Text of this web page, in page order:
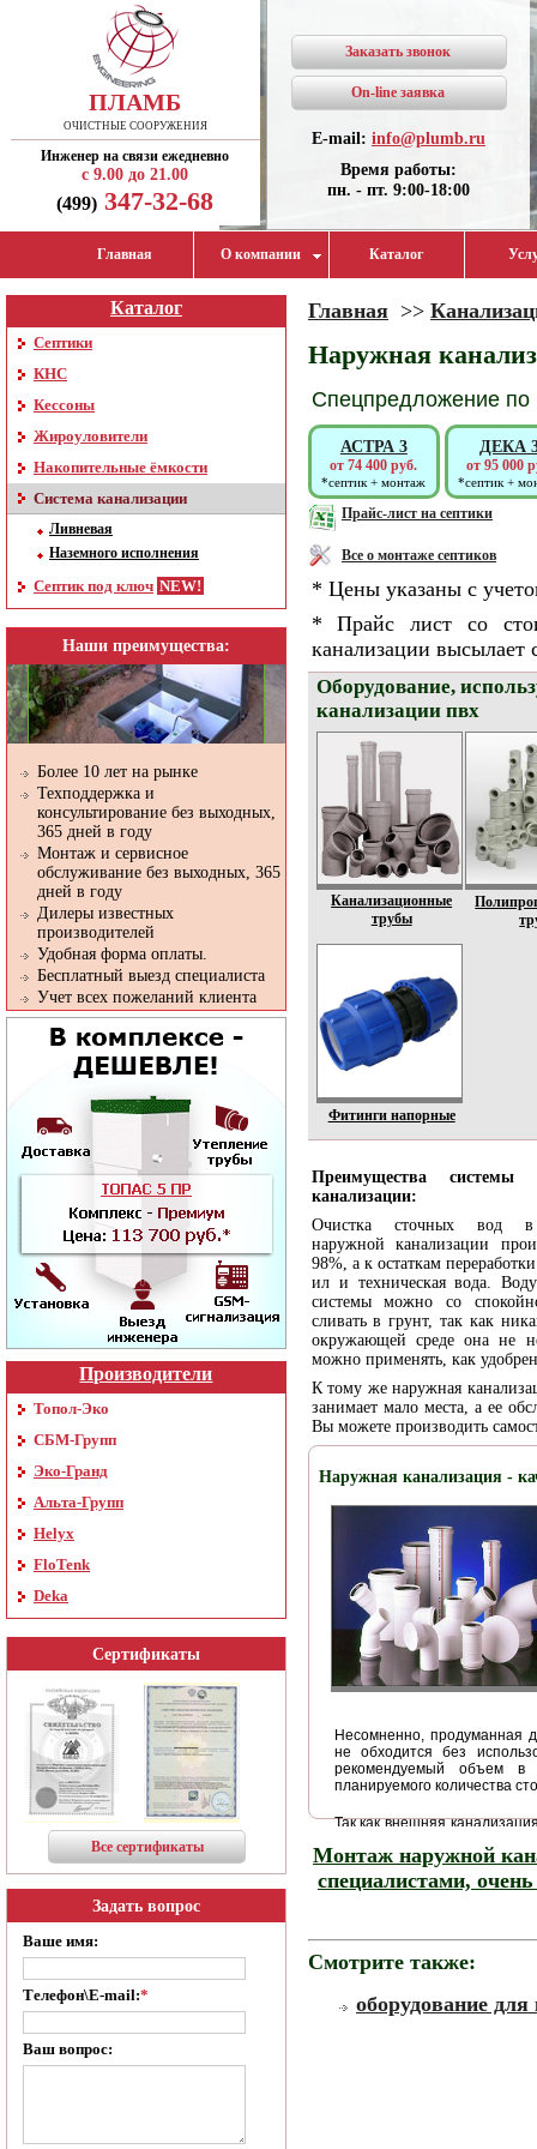
ПЛАМБ
ОЧИСТНЫЕ СООРУЖЕНИЯ
Инженер на связи ежедневно
с 9.00 до 21.00
(499) 347-32-68
Заказать звонок
On-line заявка
E-mail: info@plumb.ru
Время работы:
пн. - пт. 9:00-18:00
Главная О компании Каталог
Каталог
Септики
КНС
Кессоны
Жироуловители
Накопительные ёмкости
Система канализации
Ливневая
Наземного исполнения
Септик под ключ
Наши преимущества:
Более 10 лет на рынке
Техподдержка и
консультирование без выходных,
365 дней в году
Монтаж и сервисное
обслуживание без выходных, 365
дней в году
Дилеры известных
производителей
Удобная форма оплаты.
Бесплатный выезд специалиста
Учет всех пожеланий клиента
Производители
Топол-Эко
СБМ-Групп
Эко-Гранд
Альта-Групп
Helyx
FloTenk
Deka
Сертификаты
Все сертификаты
Задать вопрос
Ваше имя:
Телефон\E-mail:*
Ваш вопрос:
Главная >>
Наружная
Спецпредложение по
АСТРА 3
от 74 400 руб.
*септик + монтаж
ДЕКА
от 95 000
*септик +
Прайс-лист на септики
Все о монтаже септиков
* Цены указаны с
* Прайс лист со
канализации высылает
Оборудование,
канализации пвх
Канализационные
трубы
Фитинги напорные
Преимущества системы
канализации:
Очистка сточных вод в
наружной канализации
98%, а к остаткам
ил и техническая вода.
системы можно со
сливать в грунт, так как
окружающей среде она не
можно применять, как
К тому же наружная
занимает мало места, а ее
Вы можете производить
Наружная канализация -
Несомненно, продуманная
не обходится без
рекомендуемый объем в
планируемого количества
Так как внешняя
материала. Наружная
эксплуатационные качества
Монтаж наружной
специалистами,
Смотрите также:
оборудование для